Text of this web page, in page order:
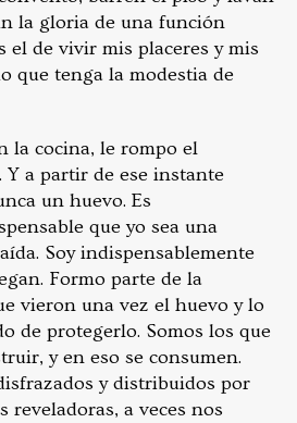
la gloria de una función
el de vivir mis placeres y mis
que tenga la modestia de
la cocina, le rompo el
Y a partir de ese instante
un huevo. Es
que yo sea una
Soy indispensablemente
Formo parte de la
vieron una vez el huevo y lo
de protegerlo. Somos los que
y en eso se consumen.
y distribuidos por
reveladoras, a veces nos